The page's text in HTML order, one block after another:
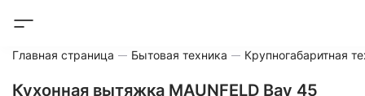
Главная страница Бытовая техника Крупногабаритная
Кухонная вытяжка MAUNFELD Bay 45